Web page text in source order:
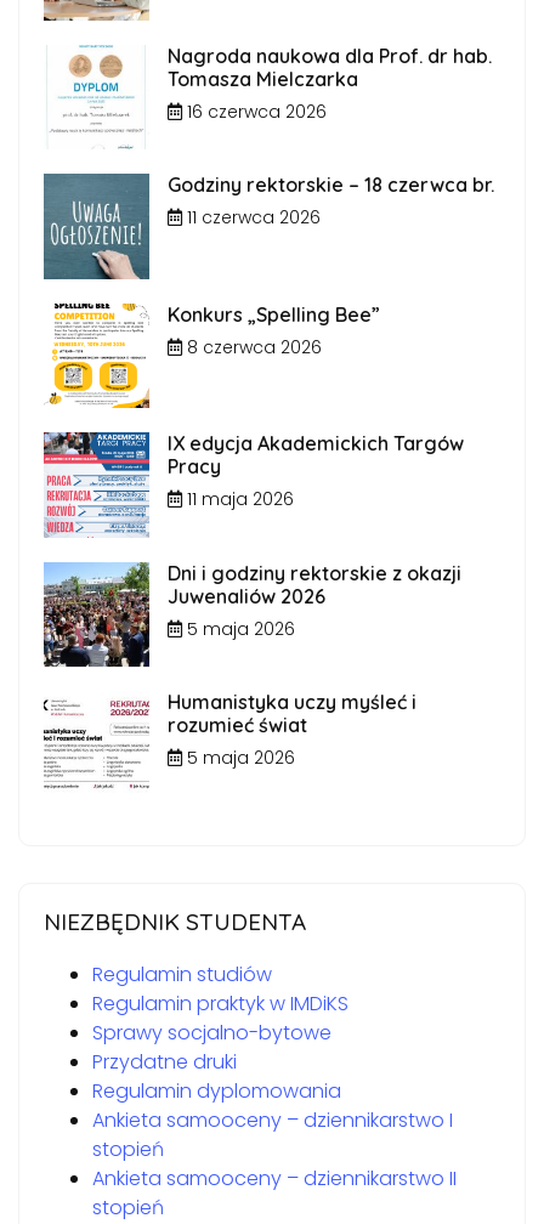
Nagroda naukowa dla Prof. dr hab.
Tomasza Mielczarka
16 czerwca 2026
Godziny rektorskie – 18 czerwca br.
11 czerwca 2026
Konkurs „Spelling Bee”
8 czerwca 2026
IX edycja Akademickich Targów
Pracy
11 maja 2026
Dni i godziny rektorskie z okazji
Juwenaliów 2026
5 maja 2026
Humanistyka uczy myśleć i
rozumieć świat
5 maja 2026
NIEZBĘDNIK STUDENTA
Regulamin studiów
Regulamin praktyk w IMDiKS
Sprawy socjalno-bytowe
Przydatne druki
Regulamin dyplomowania
Ankieta samooceny – dziennikarstwo I
stopień
Ankieta samooceny – dziennikarstwo II
stopień